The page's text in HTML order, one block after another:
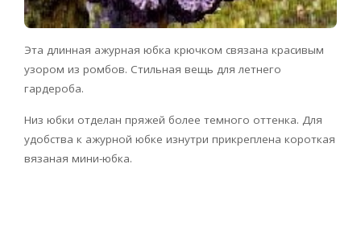
Эта длинная ажурная юбка крючком связана красивым
узором из ромбов. Стильная вещь для летнего
гардероба.
Низ юбки отделан пряжей более темного оттенка. Для
удобства к ажурной юбке изнутри прикреплена короткая
вязаная мини-юбка.